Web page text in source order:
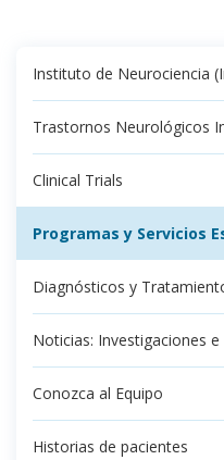
Instituto de Neurociencia
Trastornos Neurológicos
Clinical Trials
Programas y Servicios
Diagnósticos y
Noticias: Investigaciones
Conozca al Equipo
Historias de pacientes